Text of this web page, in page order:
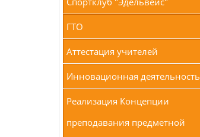
ГТО
Аттестация учителей
Инновационная деятельность
Реализация Концепции
преподавания предметной